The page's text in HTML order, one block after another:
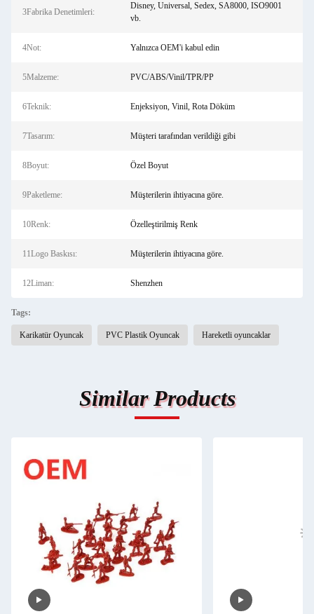
3Fabrika Denetimleri:
Disney, Universal, Sedex, SA8000, ISO9001
vb.
4Not: Yalnızca OEM'i kabul edin
5Malzeme: PVC/ABS/Vinil/TPR/PP
6Teknik: Enjeksiyon, Vinil, Rota Döküm
7Tasarım: Müşteri tarafından verildiği gibi
8Boyut: Özel Boyut
9Paketleme: Müşterilerin ihtiyacına göre.
10Renk: Özelleştirilmiş Renk
11Logo Baskısı: Müşterilerin ihtiyacına göre.
12Liman: Shenzhen
Tags:
Karikatür Oyuncak PVC Plastik Oyuncak Hareketli oyuncaklar
Similar Products